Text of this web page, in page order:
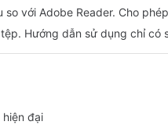
với Adobe Reader. Cho
Hướng dẫn sử dụng chỉ có
đại